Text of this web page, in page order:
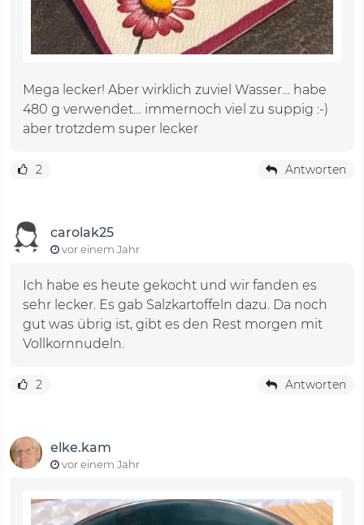
Mega lecker! Aber wirklich zuviel Wasser… habe
480 g verwendet… immernoch viel zu suppig :-)
aber trotzdem super lecker
2 Antworten
carolak25
vor einem Jahr
Ich habe es heute gekocht und wir fanden es
sehr lecker. Es gab Salzkartoffeln dazu. Da noch
gut was übrig ist, gibt es den Rest morgen mit
Vollkornnudeln.
2 Antworten
elke.kam
vor einem Jahr